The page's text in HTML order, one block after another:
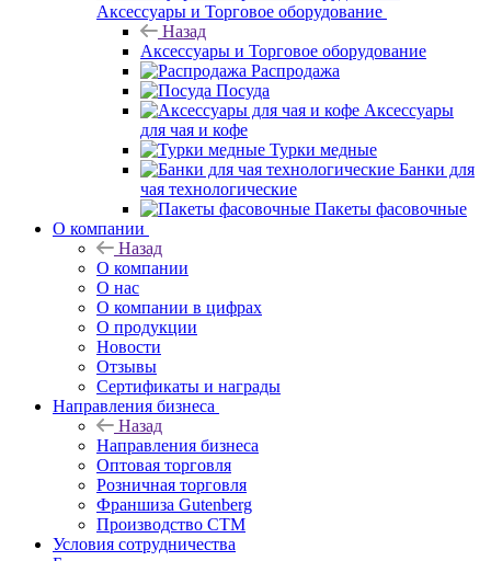
Аксессуары и Торговое оборудование
Назад
Аксессуары и Торговое оборудование
Распродажа
Посуда
Аксессуары
для чая и кофе
Турки медные
Банки для
чая технологические
Пакеты фасовочные
О компании
Назад
О компании
О нас
О компании в цифрах
О продукции
Новости
Отзывы
Сертификаты и награды
Направления бизнеса
Назад
Направления бизнеса
Оптовая торговля
Розничная торговля
Франшиза Gutenberg
Производство СТМ
Условия сотрудничества